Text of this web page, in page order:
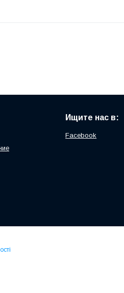
Ищите нас в:
Facebook